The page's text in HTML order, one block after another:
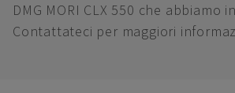
DMG MORI CLX 550 che abbiamo
Contattateci per maggiori